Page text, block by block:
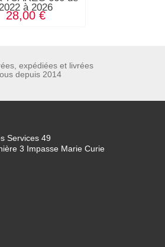
2022 à 2026
28,00 €
expédiées et livrées
depuis 2014
Services 49
3 Impasse Marie Curie